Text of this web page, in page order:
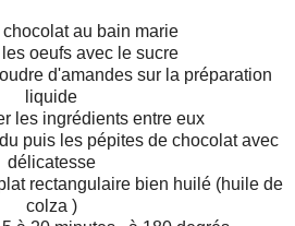
chocolat au bain marie
oeufs avec le sucre
d'amandes sur la préparation
liquide
les ingrédients entre eux
puis les pépites de chocolat avec
délicatesse
rectangulaire bien huilé (huile de
colza )